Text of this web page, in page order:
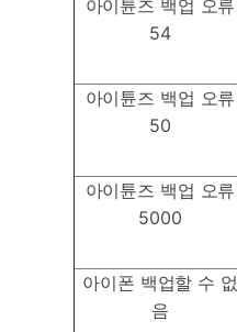
아이튠즈 백업 오류
54
아이튠즈 백업 오류
50
아이튠즈 백업 오류
5000
아이폰 백업할 수 없
음